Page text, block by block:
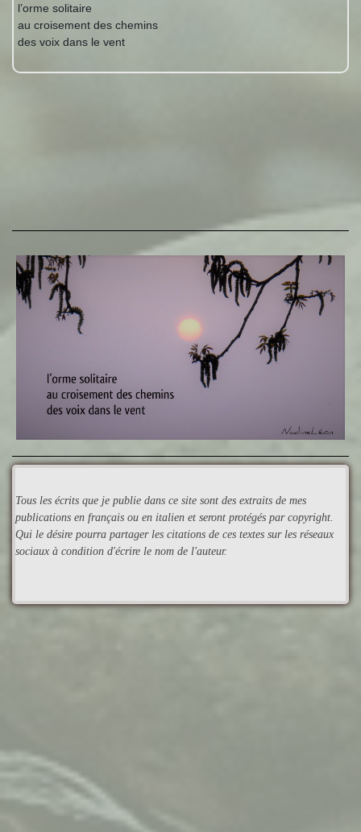
l’orme solitaire
au croisement des chemins
des voix dans le vent
Tous les écrits que je publie dans ce site sont des extraits de mes
publications en français ou en italien et seront protégés par copyright.
Qui le désire pourra partager les citations de ces textes sur les réseaux
sociaux à condition d'écrire le nom de l'auteur.